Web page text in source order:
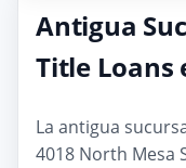
Antigua
Title Loans
La antigua
4018 North Mesa